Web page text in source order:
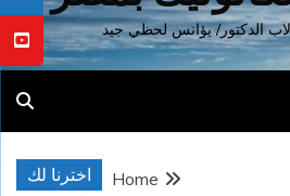
الدكتور/ يؤانس لحظي جيد
اخترنا لك
Home